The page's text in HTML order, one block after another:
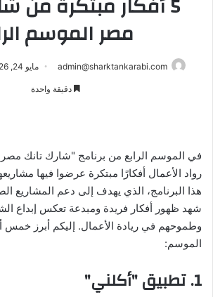
مصر الموسم
admin@sharktankarabi.com مايو 24, 2026
دقيقة واحدة
في الموسم الرابع من برنامج "شارك تانك
رواد الأعمال أفكارًا مبتكرة عرضوا فيها
هذا البرنامج، الذي يهدف إلى دعم المشاريع
شهد ظهور أفكار فريدة ومبدعة تعكس إبداع
وطموحهم في ريادة الأعمال. إليكم أبرز
الموسم:
1. تطبيق "أكلني"